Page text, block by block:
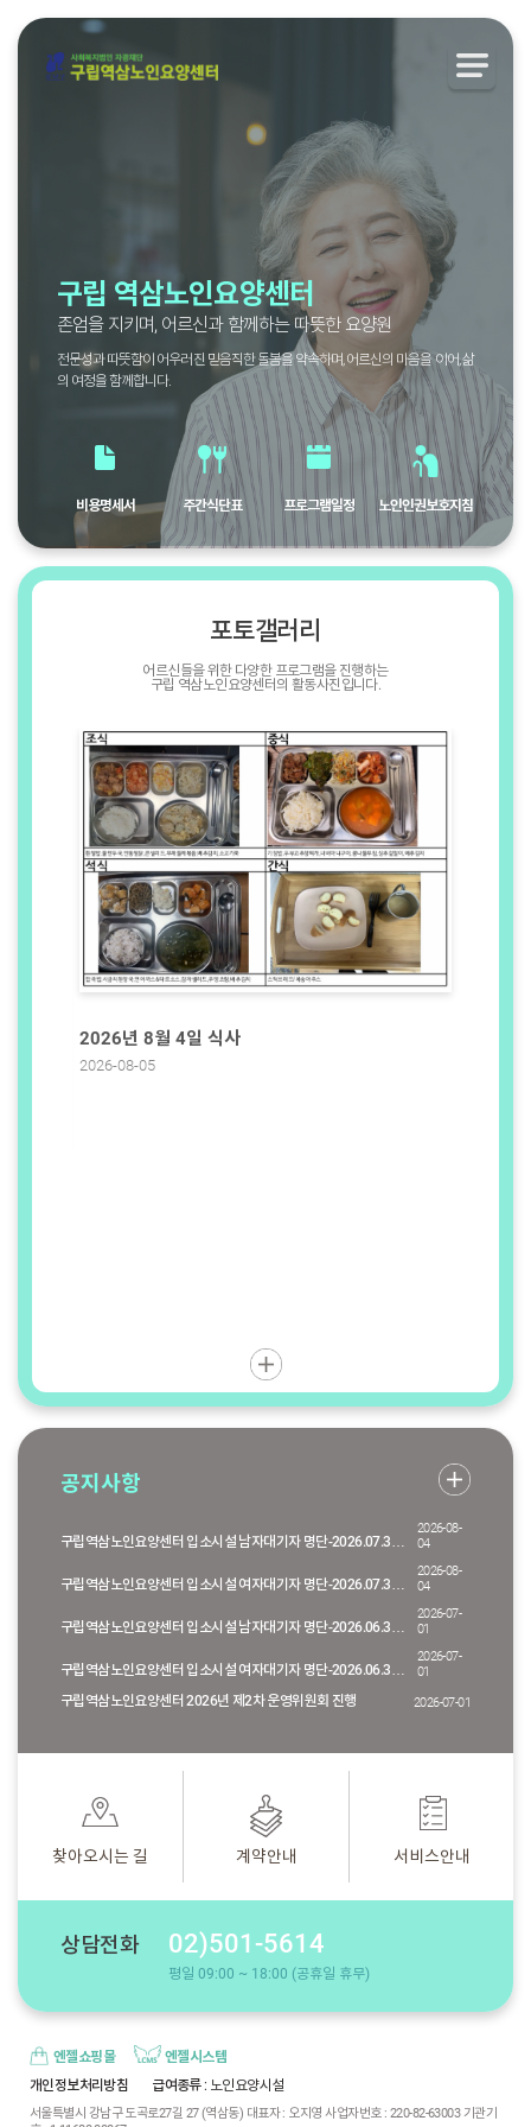
구립 역삼노인요양센터
존엄을 지키며, 어르신과 함께하는 따뜻한 요양원
전문성과 따뜻함이 어우러진 믿음직한 돌봄을 약속하며, 어르신의 마음을 이어, 삶
의 여정을 함께합니다.
비용명세서 주간식단표 프로그램일정 노인인권보호지침
포토갤러리
어르신들을 위한 다양한 프로그램을 진행하는
구립 역삼노인요양센터의 활동사진입니다.
2026년 8월 4일 식사
2026-08-05
공지사항
구립역삼노인요양센터 입소시설 남자대기자 명단-2026.07.31.기준
2026-08-
04
구립역삼노인요양센터 입소시설 여자대기자 명단-2026.07.31.기준
2026-08-
04
구립역삼노인요양센터 입소시설 남자대기자 명단-2026.06.30.기준
2026-07-
01
구립역삼노인요양센터 입소시설 여자대기자 명단-2026.06.30.기준
2026-07-
01
구립역삼노인요양센터 2026년 제2차 운영위원회 진행 2026-07-01
찾아오시는 길 계약안내 서비스안내
상담전화 02)501-5614
평일 09:00 ~ 18:00 (공휴일 휴무)
엔젤쇼핑몰
엔젤시스템
개인정보처리방침
급여종류: 노인요양시설
서울특별시 강남구 도곡로27길 27 (역삼동) 대표자 : 오지영 사업자번호 : 220-82-63003 기관기